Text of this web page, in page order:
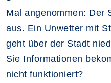
Mal angenommen: Der
aus. Ein Unwetter mit
geht über der Stadt
Sie Informationen
nicht funktioniert?